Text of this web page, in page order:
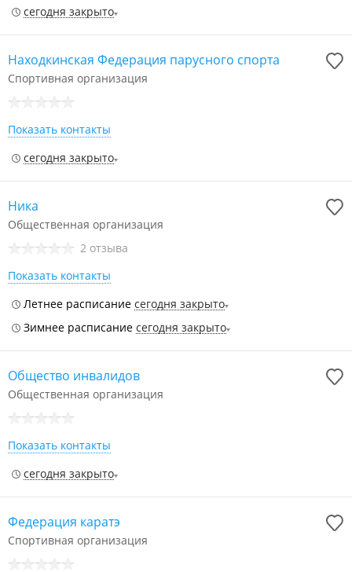
сегодня закрыто
Находкинская Федерация парусного спорта
Спортивная организация
Показать контакты
сегодня закрыто
Ника
Общественная организация
2 отзыва
Показать контакты
Летнее расписание сегодня закрыто
Зимнее расписание сегодня закрыто
Общество инвалидов
Общественная организация
Показать контакты
сегодня закрыто
Федерация каратэ
Спортивная организация